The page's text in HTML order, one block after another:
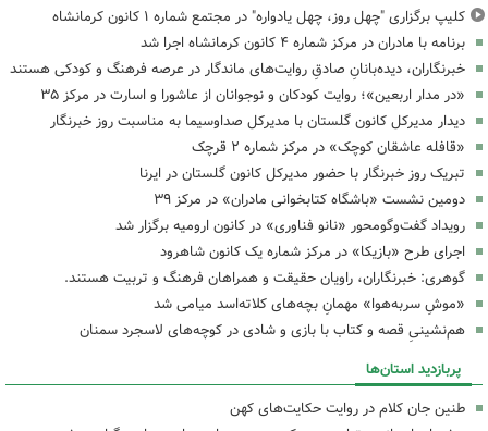
کلیپ برگزاری "چهل روز، چهل یادواره" در مجتمع شماره ۱ کانون کرمانشاه
برنامه با مادران در مرکز شماره ۴ کانون کرمانشاه اجرا شد
خبرنگاران، دیده‌بانانِ صادقِ روایت‌های ماندگار در عرصه فرهنگ و کودکی هستند
«در مدار اربعین»؛ روایت کودکان و نوجوانان از عاشورا و اسارت در مرکز ۳۵
دیدار مدیرکل کانون گلستان با مدیرکل صداوسیما به مناسبت روز خبرنگار
«قافله عاشقان کوچک» در مرکز شماره ۲ قرچک
تبریک روز خبرنگار با حضور مدیرکل کانون گلستان در ایرنا
دومین نشست «باشگاه کتابخوانی مادران» در مرکز ۳۹
رویداد گفت‌وگومحور «نانو فناوری» در کانون ارومیه برگزار شد
اجرای طرح «بازیکا» در مرکز شماره یک کانون شاهرود
گوهری: خبرنگاران، راویان حقیقت و همراهان فرهنگ و تربیت هستند.
«موشِ سربه‌هوا» مهمانِ بچه‌های کلاته‌اسد میامی شد
هم‌نشینیِ قصه و کتاب با بازی و شادی در کوچه‌های لاسجرد سمنان
پربازدید استان‌ها
طنین جان کلام در روایت حکایت‌های کهن